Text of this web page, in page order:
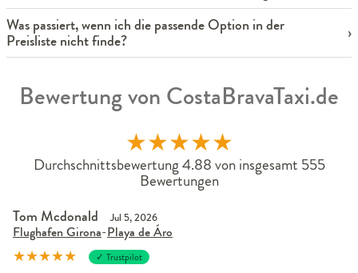
Was passiert, wenn ich die passende Option in der
Preisliste nicht finde?
Bewertung von CostaBravaTaxi.de
★★★★★
Durchschnittsbewertung 4.88 von insgesamt 555
Bewertungen
Tom Mcdonald Jul 5, 2026
Flughafen Girona-Playa de Áro
★★★★★ ✓ Trustpilot